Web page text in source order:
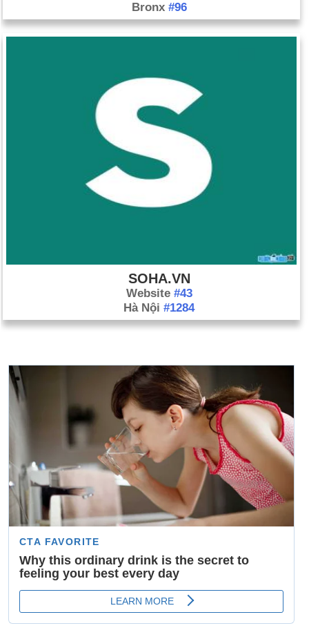
Bronx #96
SOHA.VN
Website #43
Hà Nội #1284